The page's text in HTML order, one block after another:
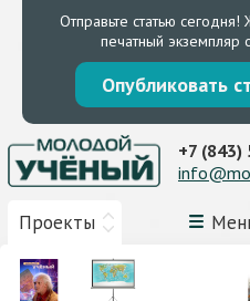
Отправьте статью сегодня!
печатный экземпляр
Опубликовать
Проекты
+7 (843)